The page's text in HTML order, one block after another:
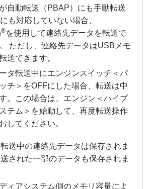
自動転送（PBAP）にも手動転送
も対応していない場合、
®を使用して連絡先データを転送で
ただし、連絡先データはUSBメモ
送できます。
タ転送中にエンジンスイッチ＜パ
チ＞をOFFにした場合、転送は中
。この場合は、エンジン＜ハイブ
テム＞を始動して、再度転送操作
してください。
送中の連絡先データは保存されま
された一部のデータも保存されま
ィアシステム側のメモリ容量によ